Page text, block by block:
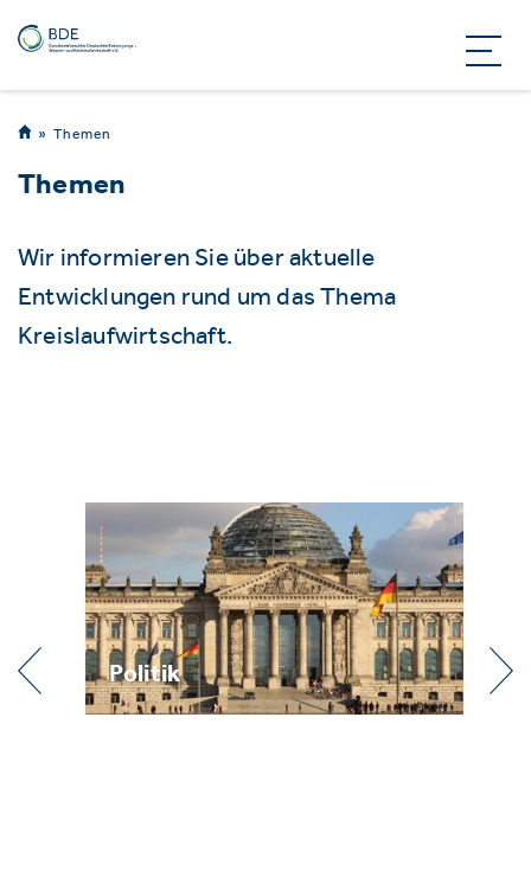
Themen
Themen
Wir informieren Sie über aktuelle
Entwicklungen rund um das Thema
Kreislaufwirtschaft.
Politik